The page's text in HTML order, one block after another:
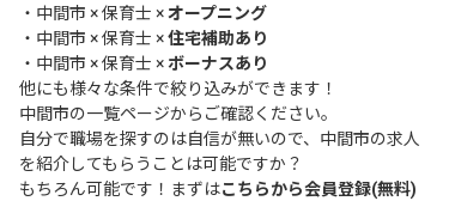
・ 中間市 × 保育士 ×オープニング
・ 中間市 × 保育士 ×住宅補助あり
・ 中間市 × 保育士 ×ボーナスあり
他にも様々な条件で絞り込みができます！
中間市の一覧ページからご確認ください。
自分で職場を探すのは自信が無いので、中間市の求人
を紹介してもらうことは可能ですか？
もちろん可能です！まずはこちらから会員登録(無料)